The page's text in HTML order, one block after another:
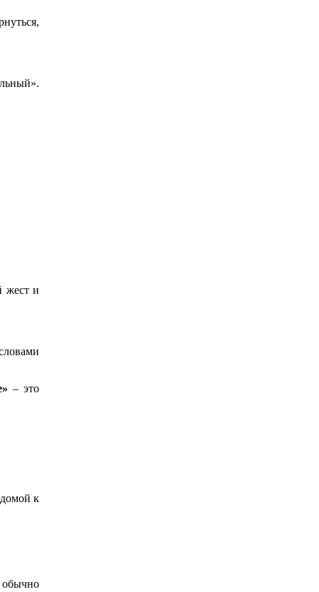
жест и
– это
к